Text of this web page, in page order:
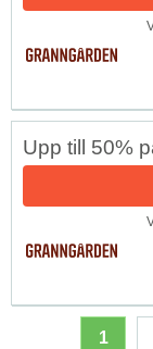
Upp till 50%
1